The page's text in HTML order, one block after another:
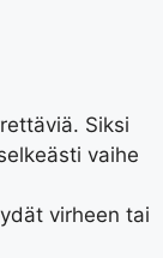
Siksi
vaihe
virheen tai